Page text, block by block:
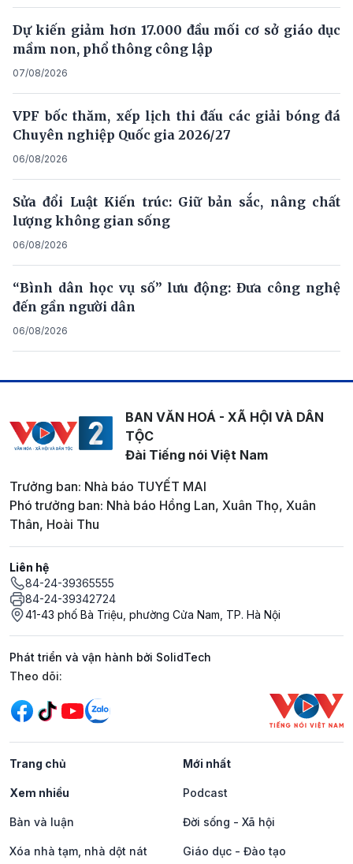
Dự kiến giảm hơn 17.000 đầu mối cơ sở giáo dục
mầm non, phổ thông công lập
07/08/2026
VPF bốc thăm, xếp lịch thi đấu các giải bóng đá
Chuyên nghiệp Quốc gia 2026/27
06/08/2026
Sửa đổi Luật Kiến trúc: Giữ bản sắc, nâng chất
lượng không gian sống
06/08/2026
“Bình dân học vụ số” lưu động: Đưa công nghệ
đến gần người dân
06/08/2026
BAN VĂN HOÁ - XÃ HỘI VÀ DÂN
TỘC
Đài Tiếng nói Việt Nam
Trưởng ban: Nhà báo TUYẾT MAI
Phó trưởng ban: Nhà báo Hồng Lan, Xuân Thọ, Xuân
Thân, Hoài Thu
Liên hệ
84-24-39365555
84-24-39342724
41-43 phố Bà Triệu, phường Cửa Nam, TP. Hà Nội
Phát triển và vận hành bởi SolidTech
Mạng xã hội
Theo dõi:
Trang chủ Mới nhất
Xem nhiều Podcast
Bàn và luận Đời sống - Xã hội
Xóa nhà tạm, nhà dột nát Giáo dục - Đào tạo